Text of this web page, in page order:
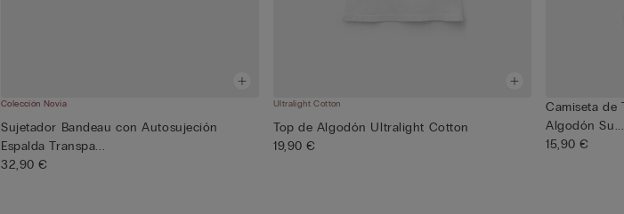
Colección Novia
Sujetador Bandeau con Autosujeción
Espalda Transpa...
32,90 €
Ultralight Cotton
Top de Algodón Ultralight Cotton
19,90 €
Camiseta de
Algodón Su...
15,90 €